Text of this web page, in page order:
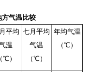
气温比较
平均
温
（℃）
七月平均
气温
（℃）
年均气温
（℃）